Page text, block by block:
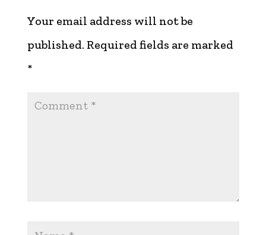
Your email address will not be
published. Required fields are marked
*